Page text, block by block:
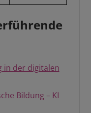
in der digitalen
Bildung – KI